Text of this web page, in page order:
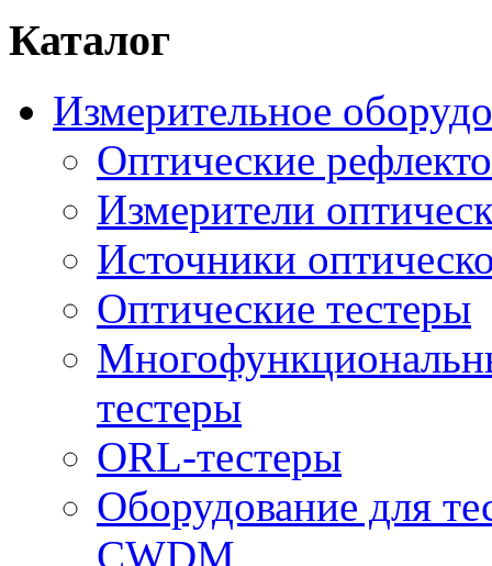
Каталог
Измерительное
Оптические
Измерители
Источники
Оптические тестеры
тестеры
ORL-тестеры
Оборудование для
CWDM